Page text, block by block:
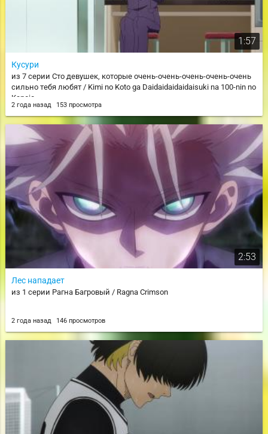
1:57
Кусури
из 7 серии Сто девушек, которые очень-очень-очень-очень-очень
сильно тебя любят / Kimi no Koto ga Daidaidaidaidaisuki na 100-nin no
Kanojo
2 года назад 153 просмотра
2:53
Лес нападает
из 1 серии Рагна Багровый / Ragna Crimson
2 года назад 146 просмотров